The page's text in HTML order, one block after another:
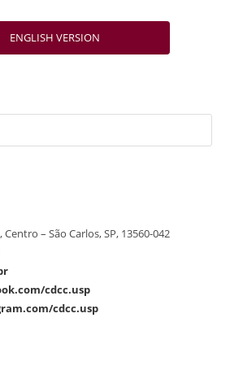
ENGLISH VERSION
– São Carlos, SP, 13560-042
cdcc.usp
cdcc.usp